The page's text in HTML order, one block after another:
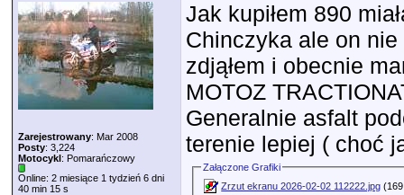
Zarejestrowany: Mar 2008
Posty: 3,224
Motocykl: Pomarańczowy
Online: 2 miesiące 1 tydzień 6 dni
40 min 15 s
Jak kupiłem 890
Chinczyka ale on
zdjąłem i obecnie
MOTOZ
Generalnie asfalt
terenie lepiej ( choć
Załączone Grafiki
Zrzut ekranu 2026-02-02 112222.jpg